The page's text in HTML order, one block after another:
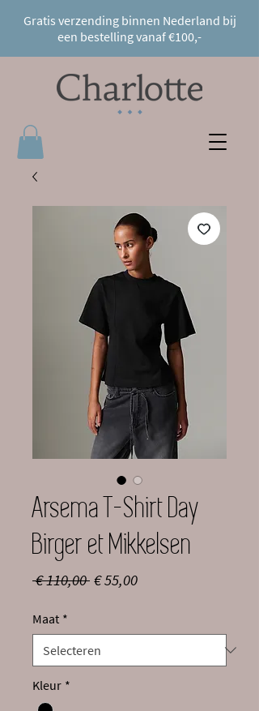
Gratis verzending binnen Nederland bij
een bestelling vanaf €100,-
Arsema T-Shirt Day
Birger et Mikkelsen
€ 110,00 Normale
€ 55,00Verkoopprijs
Maat *
Kleur *